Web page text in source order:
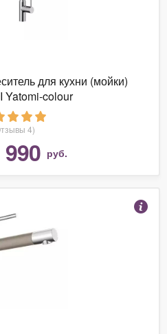
для кухни (мойки)
Yatomi-colour
4)
руб.